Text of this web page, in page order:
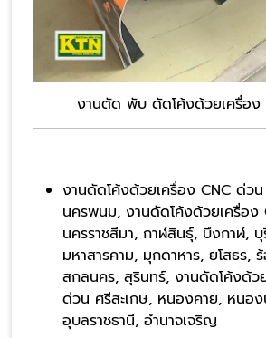
งานตัด พับ ดัดโค้งด้วยเครื่อง
งานดัดโค้งด้วยเครื่อง CNC ด่ว
นครพนม, งานดัดโค้งด้วยเครื่อง
นครราชสีมา, กาฬสินธุ์, บึงกาฬ,
มหาสารคาม, มุกดาหาร, ยโสธร,
สกลนคร, สุรินทร์, งานดัดโค้งด้ว
ด่วน ศรีสะเกษ, หนองคาย, หนอ
อุบลราชธานี, อำนาจเจริญ